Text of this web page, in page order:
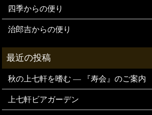
四季からの便り
治郎吉からの便り
秋の上七軒を嗜む — 『寿会』のご案内
上七軒ビアガーデン